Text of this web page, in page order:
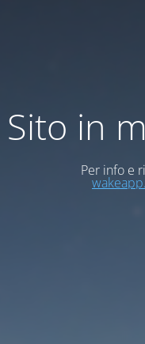
Sito in
Per info e